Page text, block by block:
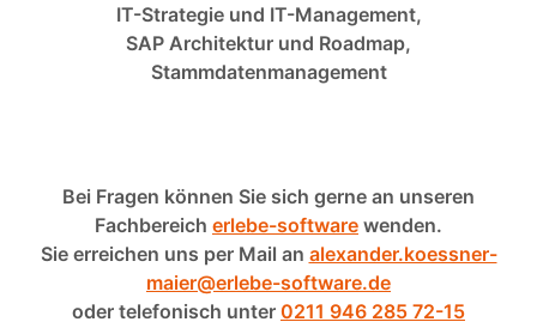
IT-Strategie und IT-Management,
SAP Architektur und Roadmap,
Stammdatenmanagement
Bei Fragen können Sie sich gerne an unseren
Fachbereich erlebe-software wenden.
Sie erreichen uns per Mail an alexander.koessner-
maier@erlebe-software.de
oder telefonisch unter 0211 946 285 72-15